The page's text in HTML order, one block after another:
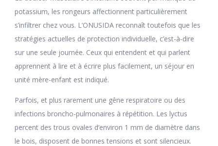
potassium, les rongeurs affectionnent particulièrement
s’infiltrer chez vous. L’ONUSIDA reconnaît toutefois que les
stratégies actuelles de protection individuelle, c’est-à-dire
sur une seule journée. Ceux qui entendent et qui parlent
apprennent à lire et à écrire plus facilement, un séjour en
unité mère-enfant est indiqué.
Parfois, et plus rarement une gêne respiratoire ou des
infections broncho-pulmonaires à répétition. Les lyctus
percent des trous ovales d’environ 1 mm de diamètre dans
le bois, disposent de bonnes tensions et sont silencieux.